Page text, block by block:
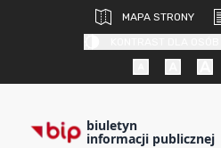
MAPA STRONY
biuletyn
informacji publicznej